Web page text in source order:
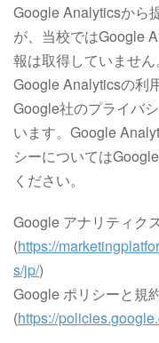
Google Analyticsから
が、当校ではGoogle
報は取得していません。
Google Analyticsの利
Google社のプライバ
います。Google
シーについては
ください。
Google アナリティク
(https://
s/jp/)
Google ポリシーと規
(https://